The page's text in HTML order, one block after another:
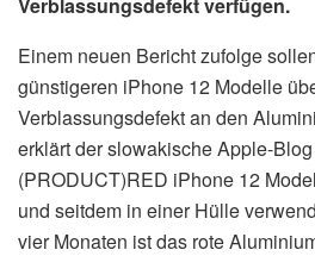
Einem neuen Bericht zufolge
günstigeren iPhone 12 Modelle
Verblassungsdefekt an den
erklärt der slowakische Apple-
(PRODUCT)RED iPhone 12
und seitdem in einer Hülle
vier Monaten ist das rote